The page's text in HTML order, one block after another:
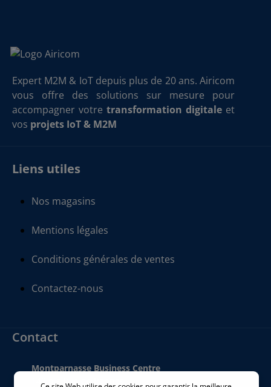
Expert M2M & IoT depuis plus de 20 ans. Airicom
vous offre des solutions sur mesure pour
accompagner votre transformation digitale et
vos projets IoT & M2M
Liens utiles
Nos magasins
Mentions légales
Conditions générales de ventes
Contactez-nous
Contact
Montparnasse Business Centre
140 bis Rue de Rennes